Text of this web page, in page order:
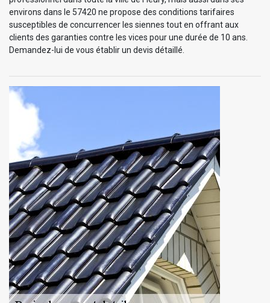
environs dans le 57420 ne propose des conditions tarifaires
susceptibles de concurrencer les siennes tout en offrant aux
clients des garanties contre les vices pour une durée de 10 ans.
Demandez-lui de vous établir un devis détaillé.